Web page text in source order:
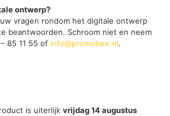
ontwerp?
vragen rondom het digitale ontwerp
beantwoorden. Schroom niet en neem
85 11 55 of info@promobee.nl.
is uiterlijk vrijdag 14 augustus